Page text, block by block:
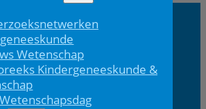
Wetenschap
Kindergeneeskunde &
33
Bereikbaar: 8.30 - 17.00 uur